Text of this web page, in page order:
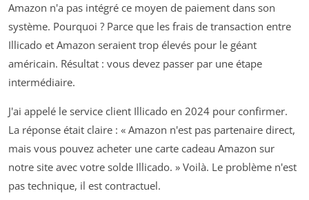
Amazon n'a pas intégré ce moyen de paiement dans son
système. Pourquoi ? Parce que les frais de transaction entre
Illicado et Amazon seraient trop élevés pour le géant
américain. Résultat : vous devez passer par une étape
intermédiaire.
J'ai appelé le service client Illicado en 2024 pour confirmer.
La réponse était claire : « Amazon n'est pas partenaire direct,
mais vous pouvez acheter une carte cadeau Amazon sur
notre site avec votre solde Illicado. » Voilà. Le problème n'est
pas technique, il est contractuel.